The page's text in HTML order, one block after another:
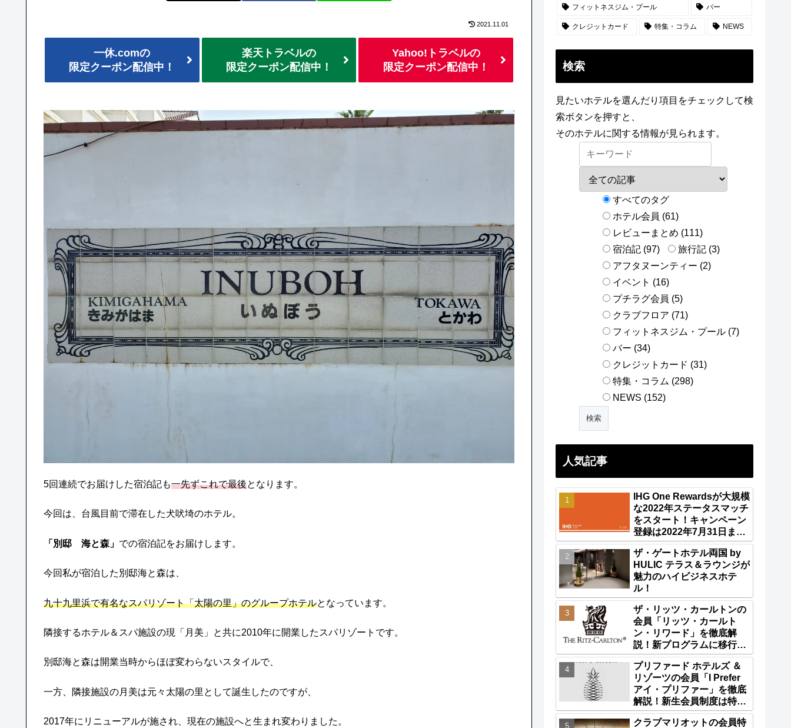
2021.11.01
一休.comの
限定クーポン配信中！
楽天トラベルの
限定クーポン配信中！
Yahoo!トラベルの
限定クーポン配信中！
5回連続でお届けした宿泊記も一先ずこれで最後となります。
今回は、台風目前で滞在した犬吠埼のホテル。
「別邸 海と森」 での宿泊記をお届けします。
今回私が宿泊した別邸海と森は、
九十九里浜で有名なスパリゾート「太陽の里」のグループホテルとなっています。
隣接するホテル＆スパ施設の現「月美」と共に2010年に開業したスパリゾートです。
別邸海と森は開業当時からほぼ変わらないスタイルで、
一方、隣接施設の月美は元々太陽の里として誕生したのですが、
2017年にリニューアルが施され、現在の施設へと生まれ変わりました。
フィットネスジム・プール バー
クレジットカード 特集・コラム NEWS
検索
見たいホテルを選んだり項目をチェックして検
索ボタンを押すと、
そのホテルに関する情報が見られます。
すべてのタグ
ホテル会員 (61)
レビューまとめ (111)
宿泊記 (97)
旅行記 (3)
アフタヌーンティー (2)
イベント (16)
プチラグ会員 (5)
クラブフロア (71)
フィットネスジム・プール (7)
バー (34)
クレジットカード (31)
特集・コラム (298)
NEWS (152)
人気記事
IHG One Rewardsが大規模
な2022年ステータスマッチ
をスタート！キャンペーン
登録は2022年7月31日ま
で！
ザ・ゲートホテル両国 by
HULIC テラス＆ラウンジが
魅力のハイビジネスホテ
ル！
ザ・リッツ・カールトンの
会員「リッツ・カールト
ン・リワード」を徹底解
説！新プログラムに移行済
み！
プリファード ホテルズ ＆
リゾーツの会員「I Prefer
アイ・プリファー」を徹底
解説！新生会員制度は特典
が更に充実！
クラブマリオットの会員特